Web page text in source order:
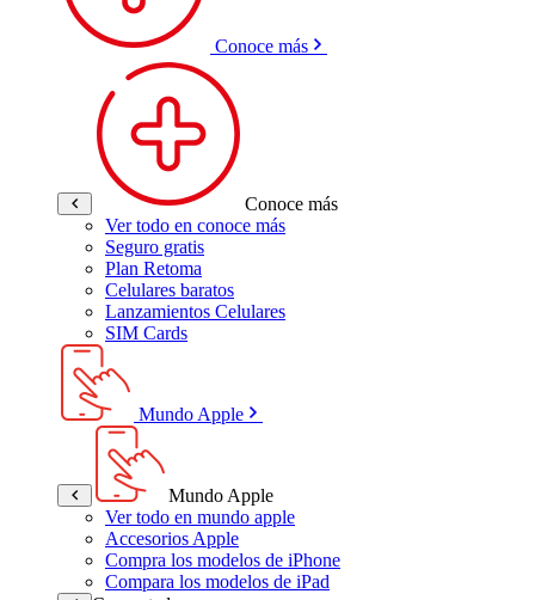
Conoce más
Conoce más
Ver todo en conoce más
Seguro gratis
Plan Retoma
Celulares baratos
Lanzamientos Celulares
SIM Cards
Mundo Apple
Mundo Apple
Ver todo en mundo apple
Accesorios Apple
Compra los modelos de iPhone
Compara los modelos de iPad